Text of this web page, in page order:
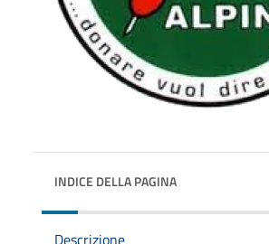
INDICE DELLA PAGINA
Descrizione